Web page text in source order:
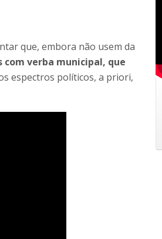
que, embora não usem da
verba municipal, que
espectros políticos, a priori,